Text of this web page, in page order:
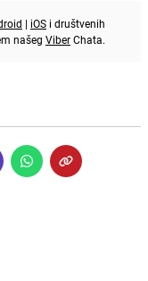
| iOS i društvenih
našeg ViberChata.